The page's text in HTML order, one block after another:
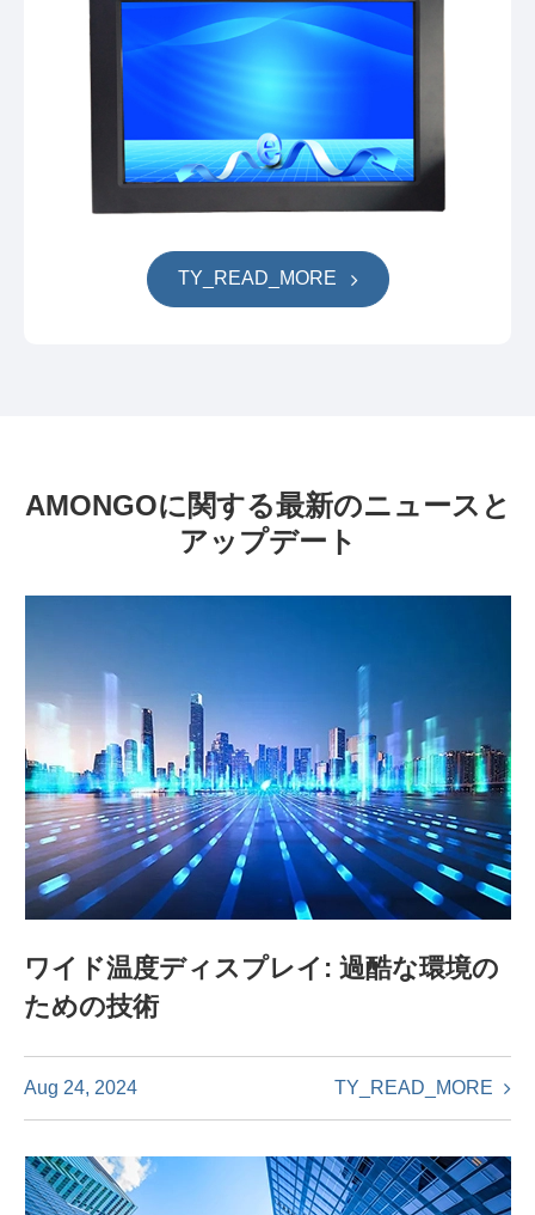
TY_READ_MORE
AMONGOに関する最新のニュースと
アップデート
ワイド温度ディスプレイ: 過酷な環境の
ための技術
Aug 24, 2024 TY_READ_MORE